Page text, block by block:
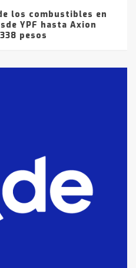
los combustibles en
YPF hasta Axion
pesos
por
de drogas en la
vendió el edificio de
planta Industrial del